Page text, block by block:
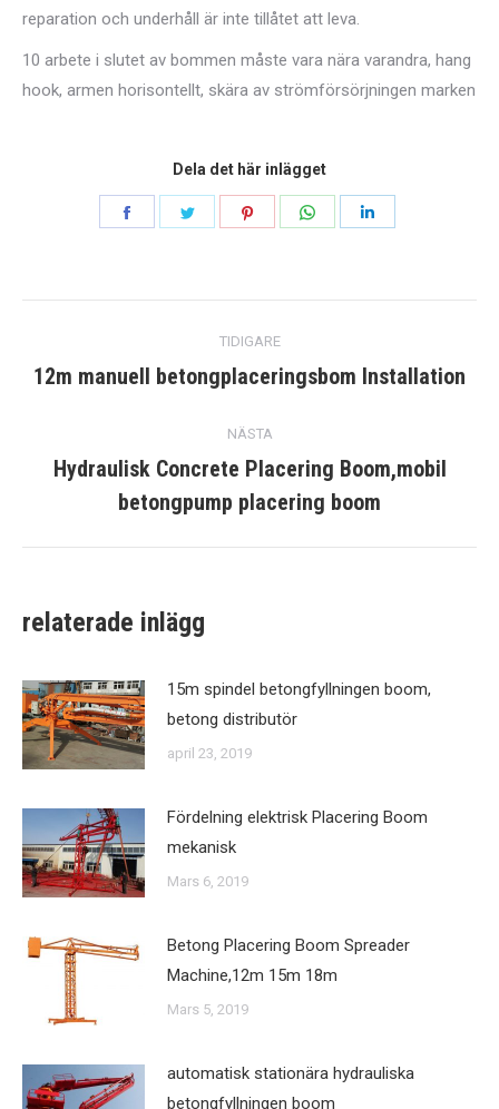
reparation och underhåll är inte tillåtet att leva.
10 arbete i slutet av bommen måste vara nära varandra, hang
hook, armen horisontellt, skära av strömförsörjningen marken
Dela det här inlägget
navigering
TIDIGARE
Tidigare
12m manuell betongplaceringsbom Installation
NÄSTA
Nästa
post:
Hydraulisk Concrete Placering Boom,mobil
betongpump placering boom
relaterade inlägg
15m spindel betongfyllningen boom,
betong distributör
april 23, 2019
Fördelning elektrisk Placering Boom
mekanisk
Mars 6, 2019
Betong Placering Boom Spreader
Machine,12m 15m 18m
Mars 5, 2019
automatisk stationära hydrauliska
betongfyllningen boom